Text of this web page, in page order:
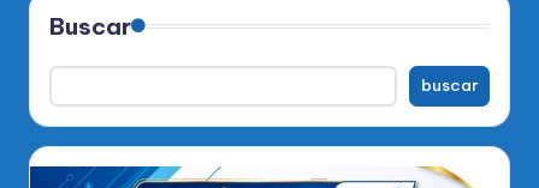
Buscar
buscar